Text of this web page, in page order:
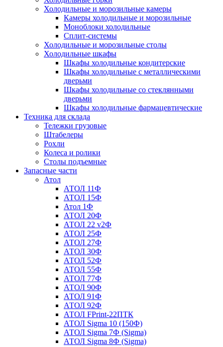
Холодильные и морозильные камеры
Камеры холодильные и морозильные
Моноблоки холодильные
Сплит-системы
Холодильные и морозильные столы
Холодильные шкафы
Шкафы холодильные кондитерские
Шкафы холодильные с металлическими
дверьми
Шкафы холодильные со стеклянными
дверьми
Шкафы холодильные фармацевтические
Техника для склада
Тележки грузовые
Штабелеры
Рохли
Колеса и ролики
Столы подъемные
Запасные части
Атол
АТОЛ 11Ф
АТОЛ 15Ф
Атол 1Ф
АТОЛ 20Ф
АТОЛ 22 v2Ф
АТОЛ 25Ф
АТОЛ 27Ф
АТОЛ 30Ф
АТОЛ 52Ф
АТОЛ 55Ф
АТОЛ 77Ф
АТОЛ 90Ф
АТОЛ 91Ф
АТОЛ 92Ф
АТОЛ FPrint-22ПТК
АТОЛ Sigma 10 (150Ф)
АТОЛ Sigma 7Ф (Sigma)
АТОЛ Sigma 8Ф (Sigma)